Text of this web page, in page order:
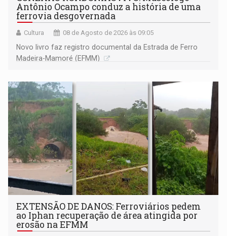
Antônio Ocampo conduz a história de uma
ferrovia desgovernada
Cultura 08 de Agosto de 2026 às 09:05
Novo livro faz registro documental da Estrada de Ferro
Madeira-Mamoré (EFMM)
EXTENSÃO DE DANOS: Ferroviários pedem
ao Iphan recuperação de área atingida por
erosão na EFMM